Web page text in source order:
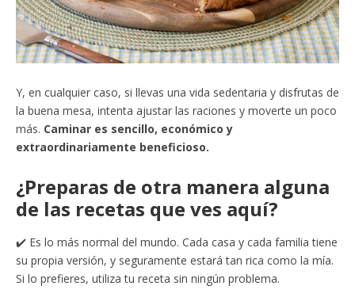
Y, en cualquier caso, si llevas una vida sedentaria y disfrutas de
la buena mesa, intenta ajustar las raciones y moverte un poco
más. Caminar es sencillo, económico y
extraordinariamente beneficioso.
¿Preparas de otra manera alguna
de las recetas que ves aquí?
✔️ Es lo más normal del mundo. Cada casa y cada familia tiene
su propia versión, y seguramente estará tan rica como la mía.
Si lo prefieres, utiliza tu receta sin ningún problema.